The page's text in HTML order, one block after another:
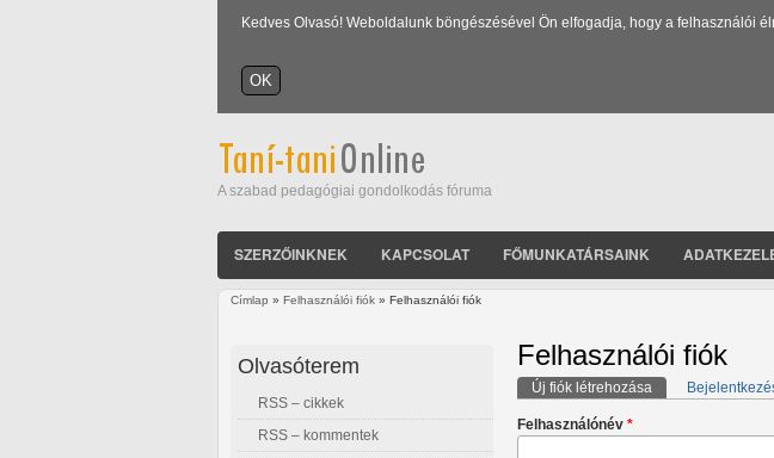
Kedves Olvasó! Weboldalunk böngészésével Ön elfogadja, hogy a felhasználói
A szabad pedagógiai gondolkodás fóruma
SZERZŐINKNEK KAPCSOLAT FŐMUNKATÁRSAINK
Címlap » Felhasználói fiók » Felhasználói fiók
Felhasználói fiók
Elsődleges fülek
Új fiók létrehozása (aktív fül)
Felhasználónév *
Olvasóterem
RSS – cikkek
RSS – kommentek